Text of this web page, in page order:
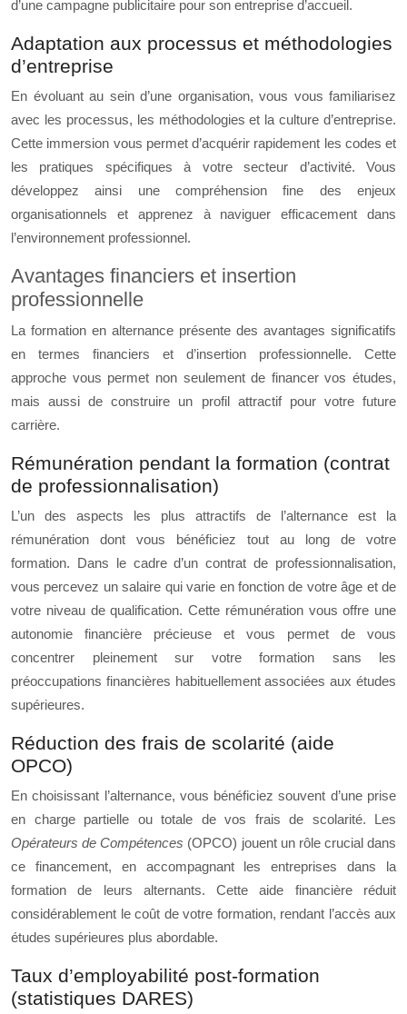
d’une campagne publicitaire pour son entreprise d’accueil.
Adaptation aux processus et méthodologies
d’entreprise
En évoluant au sein d’une organisation, vous vous familiarisez
avec les processus, les méthodologies et la culture d’entreprise.
Cette immersion vous permet d’acquérir rapidement les codes et
les pratiques spécifiques à votre secteur d’activité. Vous
développez ainsi une compréhension fine des enjeux
organisationnels et apprenez à naviguer efficacement dans
l’environnement professionnel.
Avantages financiers et insertion
professionnelle
La formation en alternance présente des avantages significatifs
en termes financiers et d’insertion professionnelle. Cette
approche vous permet non seulement de financer vos études,
mais aussi de construire un profil attractif pour votre future
carrière.
Rémunération pendant la formation (contrat
de professionnalisation)
L’un des aspects les plus attractifs de l’alternance est la
rémunération dont vous bénéficiez tout au long de votre
formation. Dans le cadre d’un contrat de professionnalisation,
vous percevez un salaire qui varie en fonction de votre âge et de
votre niveau de qualification. Cette rémunération vous offre une
autonomie financière précieuse et vous permet de vous
concentrer pleinement sur votre formation sans les
préoccupations financières habituellement associées aux études
supérieures.
Réduction des frais de scolarité (aide
OPCO)
En choisissant l’alternance, vous bénéficiez souvent d’une prise
en charge partielle ou totale de vos frais de scolarité. Les
Opérateurs de Compétences (OPCO) jouent un rôle crucial dans
ce financement, en accompagnant les entreprises dans la
formation de leurs alternants. Cette aide financière réduit
considérablement le coût de votre formation, rendant l’accès aux
études supérieures plus abordable.
Taux d’employabilité post-formation
(statistiques DARES)